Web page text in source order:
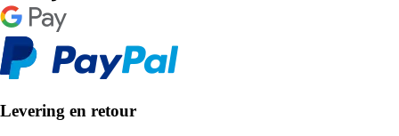
Levering en retour